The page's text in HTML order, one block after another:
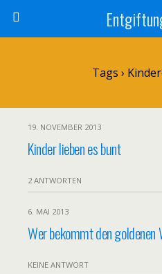
Tags ›
19. NOVEMBER 2013
Kinder lieben es bunt
2 ANTWORTEN
6. MAI 2013
Wer bekommt den goldenen
KEINE ANTWORT